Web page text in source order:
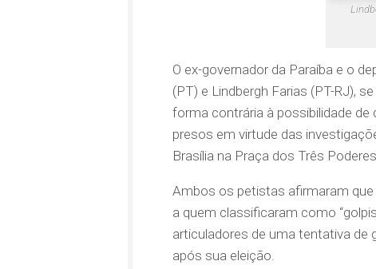
O ex-governador da Paraíba e o
(PT) e Lindbergh Farias (PT-RJ),
forma contrária à possibilidade
presos em virtude das
Brasília na Praça dos Três
Ambos os petistas afirmaram
a quem classificaram como
articuladores de uma tentativa de
após sua eleição.